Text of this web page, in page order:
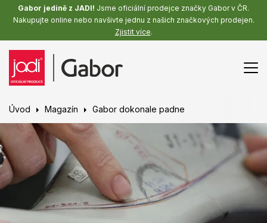
Gabor jedině z JADI! Jsme oficiální prodejce značky Gabor v ČR.
Nakupujte online nebo navšivte jednu z našich značkových prodejen.
Zjistit více.
Úvod Magazín Gabor dokonale padne